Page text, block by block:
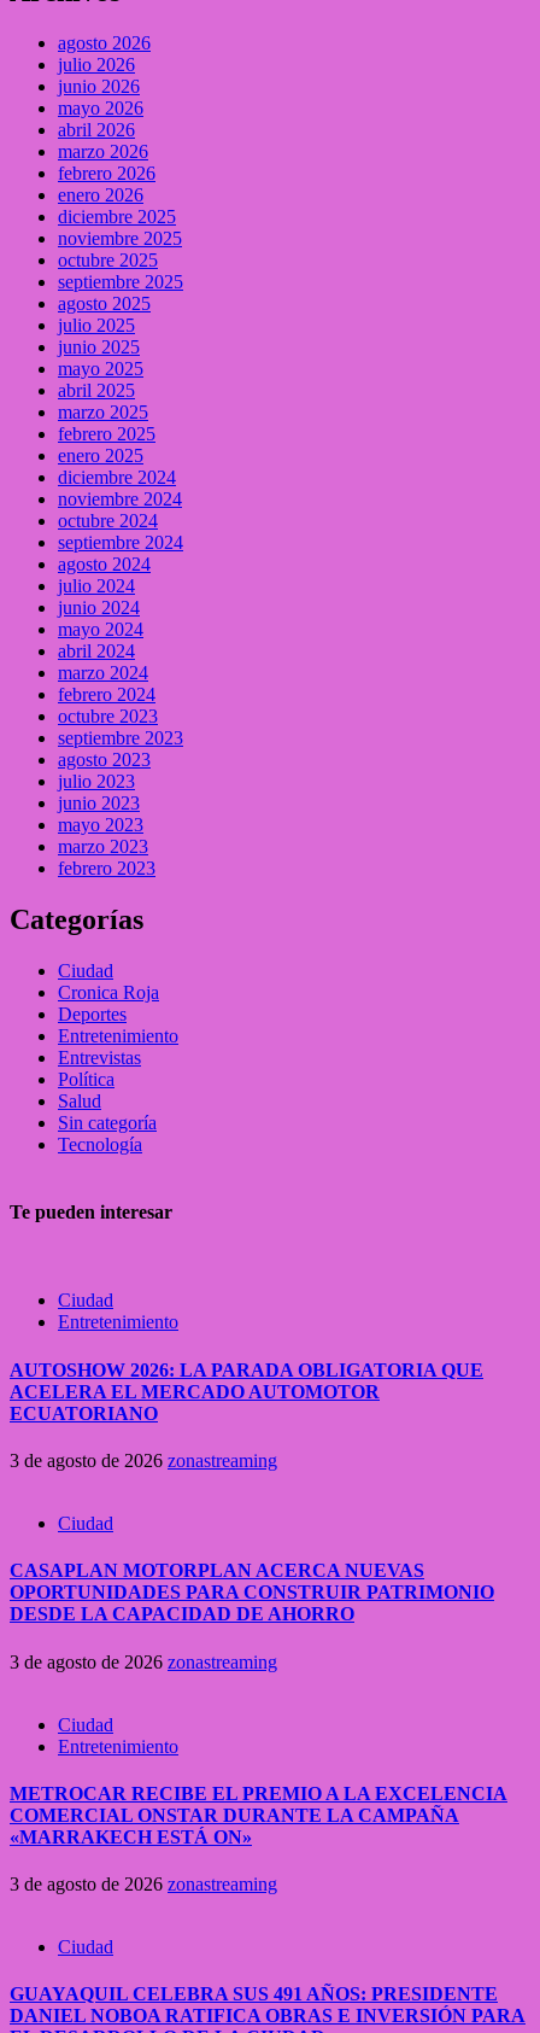
agosto 2026
julio 2026
junio 2026
mayo 2026
abril 2026
marzo 2026
febrero 2026
enero 2026
diciembre 2025
noviembre 2025
octubre 2025
septiembre 2025
agosto 2025
julio 2025
junio 2025
mayo 2025
abril 2025
marzo 2025
febrero 2025
enero 2025
diciembre 2024
noviembre 2024
octubre 2024
septiembre 2024
agosto 2024
julio 2024
junio 2024
mayo 2024
abril 2024
marzo 2024
febrero 2024
octubre 2023
septiembre 2023
agosto 2023
julio 2023
junio 2023
mayo 2023
marzo 2023
febrero 2023
Categorías
Ciudad
Cronica Roja
Deportes
Entretenimiento
Entrevistas
Política
Salud
Sin categoría
Tecnología
Te pueden interesar
Ciudad
Entretenimiento
AUTOSHOW 2026: LA PARADA OBLIGATORIA QUE
ACELERA EL MERCADO AUTOMOTOR
ECUATORIANO
3 de agosto de 2026 zonastreaming
Ciudad
CASAPLAN MOTORPLAN ACERCA NUEVAS
OPORTUNIDADES PARA CONSTRUIR PATRIMONIO
DESDE LA CAPACIDAD DE AHORRO
3 de agosto de 2026 zonastreaming
Ciudad
Entretenimiento
METROCAR RECIBE EL PREMIO A LA EXCELENCIA
COMERCIAL ONSTAR DURANTE LA CAMPAÑA
«MARRAKECH ESTÁ ON»
3 de agosto de 2026 zonastreaming
Ciudad
GUAYAQUIL CELEBRA SUS 491 AÑOS: PRESIDENTE
DANIEL NOBOA RATIFICA OBRAS E INVERSIÓN PARA